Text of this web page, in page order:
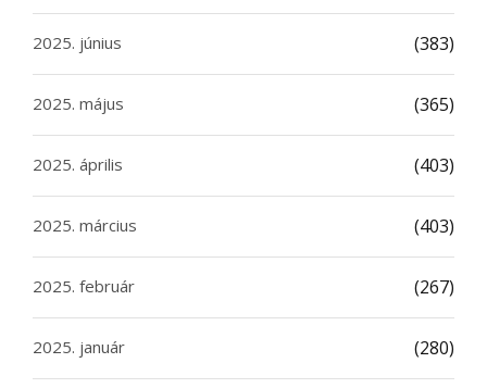
2025. június (383)
2025. május (365)
2025. április (403)
2025. március (403)
2025. február (267)
2025. január (280)